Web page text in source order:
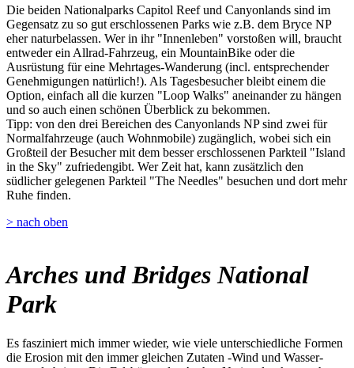
Die beiden Nationalparks Capitol Reef und Canyonlands sind im
Gegensatz zu so gut erschlossenen Parks wie z.B. dem Bryce NP
eher naturbelassen. Wer in ihr "Innenleben" vorstoßen will, braucht
entweder ein Allrad-Fahrzeug, ein MountainBike oder die
Ausrüstung für eine Mehrtages-Wanderung (incl. entsprechender
Genehmigungen natürlich!). Als Tagesbesucher bleibt einem die
Option, einfach all die kurzen "Loop Walks" aneinander zu hängen
und so auch einen schönen Überblick zu bekommen.
Tipp: von den drei Bereichen des Canyonlands NP sind zwei für
Normalfahrzeuge (auch Wohnmobile) zugänglich, wobei sich ein
Großteil der Besucher mit dem besser erschlossenen Parkteil "Island
in the Sky" zufriedengibt. Wer Zeit hat, kann zusätzlich den
südlicher gelegenen Parkteil "The Needles" besuchen und dort mehr
Ruhe finden.
> nach oben
Arches und Bridges National
Park
Es fasziniert mich immer wieder, wie viele unterschiedliche Formen
die Erosion mit den immer gleichen Zutaten -Wind und Wasser-